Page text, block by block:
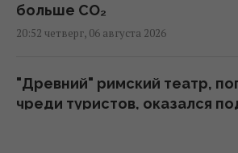
больше CO₂
20:52 четверг, 06 августа 2026
"Древний" римский театр,
чреди туристов, оказался